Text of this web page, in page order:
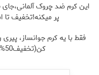
این کرم ضد چروک
پر میکنه!تخفیف
فقط با یه کرم جوانساز،
کن(تخفیف50%)